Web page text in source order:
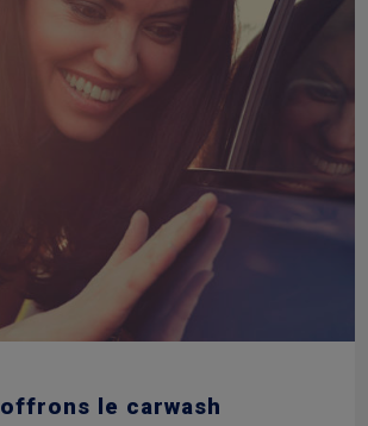
le carwash